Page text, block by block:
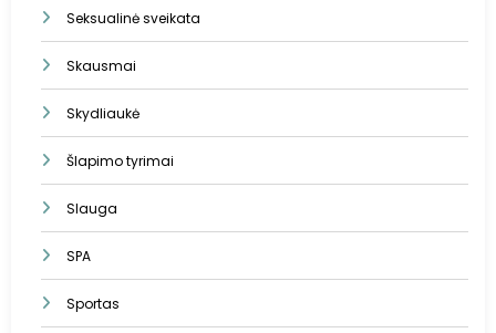
Seksualinė sveikata
Skausmai
Skydliaukė
Šlapimo tyrimai
Slauga
SPA
Sportas